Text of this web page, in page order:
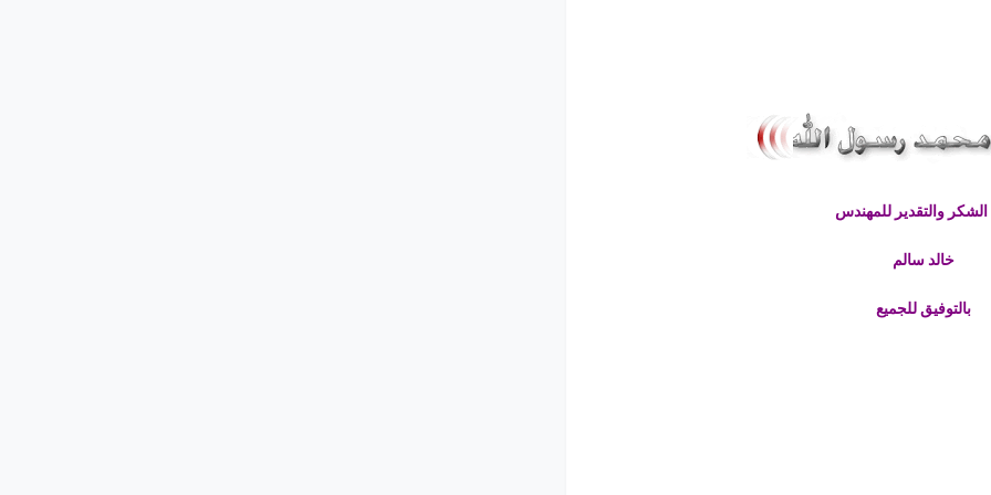
والتقدير للمهندس
خالد سالم
بالتوفيق للجميع